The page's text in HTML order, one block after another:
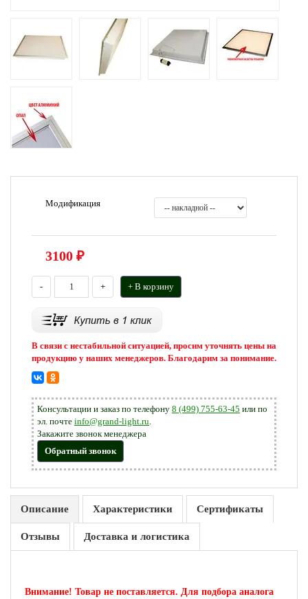
Модификация
3100 ₽
- + + В корзину
В связи с нестабильной ситуацией, просим уточнять цены на
продукцию у наших менеджеров. Благодарим за понимание.
Консультации и заказ по телефону 8 (499) 755-63-45 или по
эл. почте info@grand-light.ru.
Закажите звонок менеджера
Обратный звонок
Описание Характеристики Сертификаты
Отзывы Доставка и логистика
Внимание! Товар не поставляется. Для подбора аналога